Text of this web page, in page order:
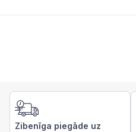
Zibenīga piegāde uz